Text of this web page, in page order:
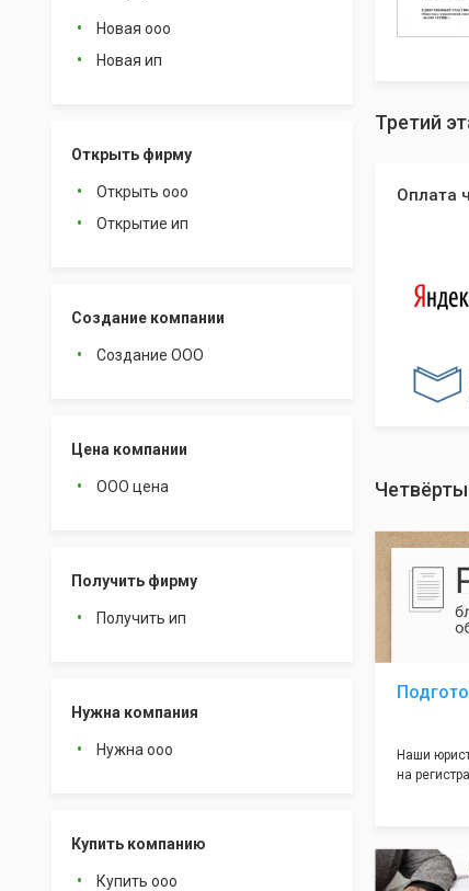
Новая ооо
Новая ип
Открыть фирму
Открыть ооо
Открытие ип
Создание компании
Создание ООО
Цена компании
ООО цена
Получить фирму
Получить ип
Нужна компания
Нужна ооо
Купить компанию
Купить ооо
Третий
Оплата
Наши
на
большая